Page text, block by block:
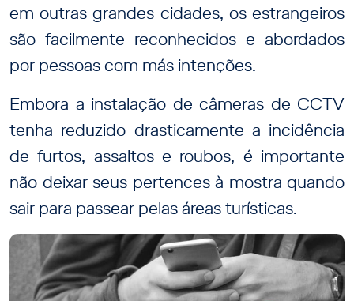
em outras grandes cidades, os estrangeiros
são facilmente reconhecidos e abordados
por pessoas com más intenções.
Embora a instalação de câmeras de CCTV
tenha reduzido drasticamente a incidência
de furtos, assaltos e roubos, é importante
não deixar seus pertences à mostra quando
sair para passear pelas áreas turísticas.